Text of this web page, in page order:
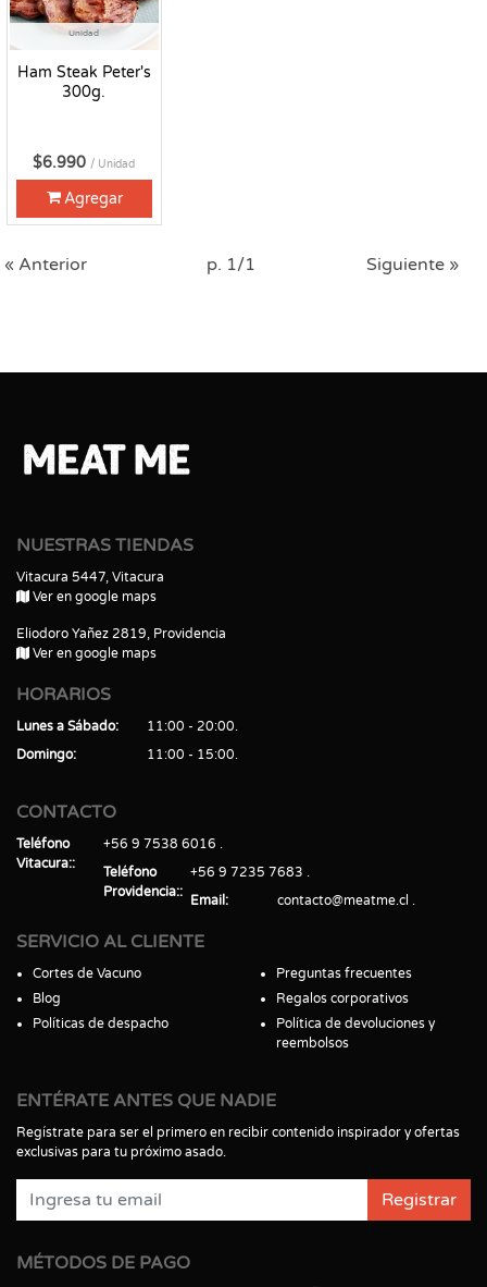
Unidad
Ham Steak Peter's
300g.
$6.990 / Unidad
Agregar
« Anterior p. 1/1 Siguiente »
NUESTRAS TIENDAS
Vitacura 5447, Vitacura
Ver en google maps
Eliodoro Yañez 2819, Providencia
Ver en google maps
HORARIOS
Lunes a Sábado
11:00 - 20:00
Domingo
11:00 - 15:00
CONTACTO
Teléfono
Vitacura:
+56 9 7538 6016
Teléfono
Providencia:
+56 9 7235 7683
Email
contacto@meatme.cl
SERVICIO AL CLIENTE
Cortes de Vacuno
Blog
Políticas de despacho
Preguntas frecuentes
Regalos corporativos
Política de devoluciones y
reembolsos
ENTÉRATE ANTES QUE NADIE
Regístrate para ser el primero en recibir contenido inspirador y ofertas
exclusivas para tu próximo asado.
Registrar
MÉTODOS DE PAGO